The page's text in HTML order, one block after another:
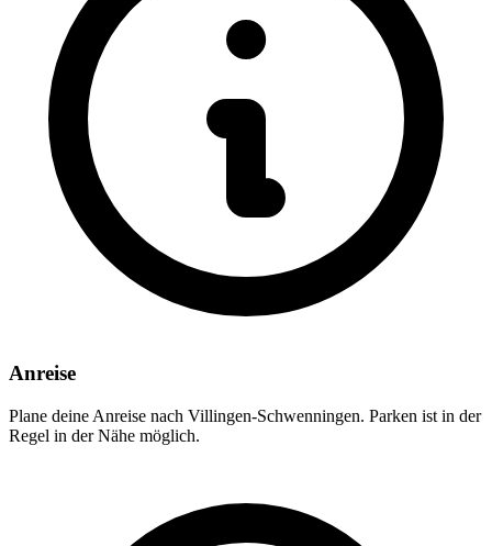
Anreise
Plane deine Anreise nach Villingen-Schwenningen. Parken ist in der
Regel in der Nähe möglich.